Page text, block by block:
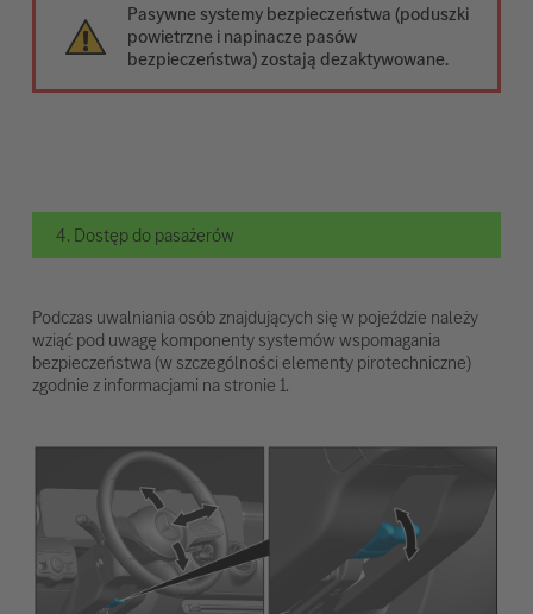
Pasywne systemy bezpieczeństwa (poduszki
powietrzne i napinacze pasów
bezpieczeństwa) zostają dezaktywowane.
4. Dostęp do pasażerów
Podczas uwalniania osób znajdujących się w pojeździe należy
wziąć pod uwagę komponenty systemów wspomagania
bezpieczeństwa (w szczególności elementy pirotechniczne)
zgodnie z informacjami na stronie 1.